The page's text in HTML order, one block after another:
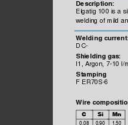
Description:
Elgatig 100 is a
welding of m ild
Welding current:
DC-
Shielding gas:
I1, Argon, 7-10 l/
Stamping
F ER70S-6
Wire composit





